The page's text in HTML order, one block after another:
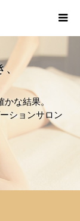
な結果。
ションサロン